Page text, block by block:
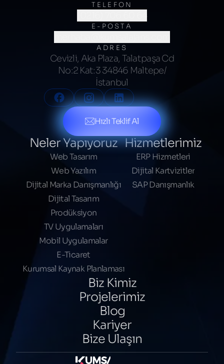
TELEFON
(0216) 706 60 64
E-POSTA
ADRES
Cevizli, Aka Plaza, Talatpaşa Cd
No:2 Kat:3 34846 Maltepe/
İstanbul
Hızlı Teklif Al
Neler Yapıyoruz
Web Tasarım
Web Yazılım
Dijital Marka Danışmanlığı
Dijital Tasarım
Prodüksiyon
TV Uygulamaları
Mobil Uygulamalar
E-Ticaret
Kurumsal Kaynak Planlaması
Hizmetlerimiz
ERP Hizmetleri
Dijital Kartvizitler
SAP Danışmanlık
Biz Kimiz
Projelerimiz
Blog
Kariyer
Bize Ulaşın